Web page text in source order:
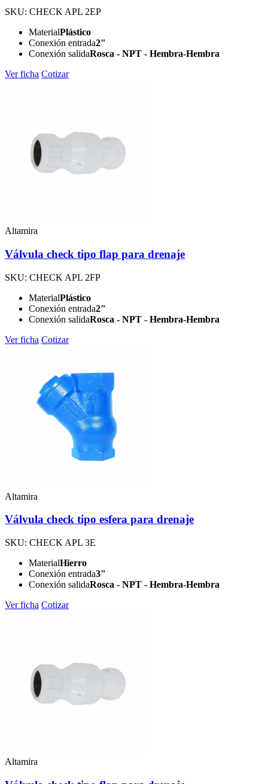
SKU: CHECK APL 2EP
MaterialPlástico
Conexión entrada2"
Conexión salidaRosca - NPT - Hembra-Hembra
Ver ficha Cotizar
Altamira
Válvula check tipo flap para drenaje
SKU: CHECK APL 2FP
MaterialPlástico
Conexión entrada2"
Conexión salidaRosca - NPT - Hembra-Hembra
Ver ficha Cotizar
Altamira
Válvula check tipo esfera para drenaje
SKU: CHECK APL 3E
MaterialHierro
Conexión entrada3"
Conexión salidaRosca - NPT - Hembra-Hembra
Ver ficha Cotizar
Altamira